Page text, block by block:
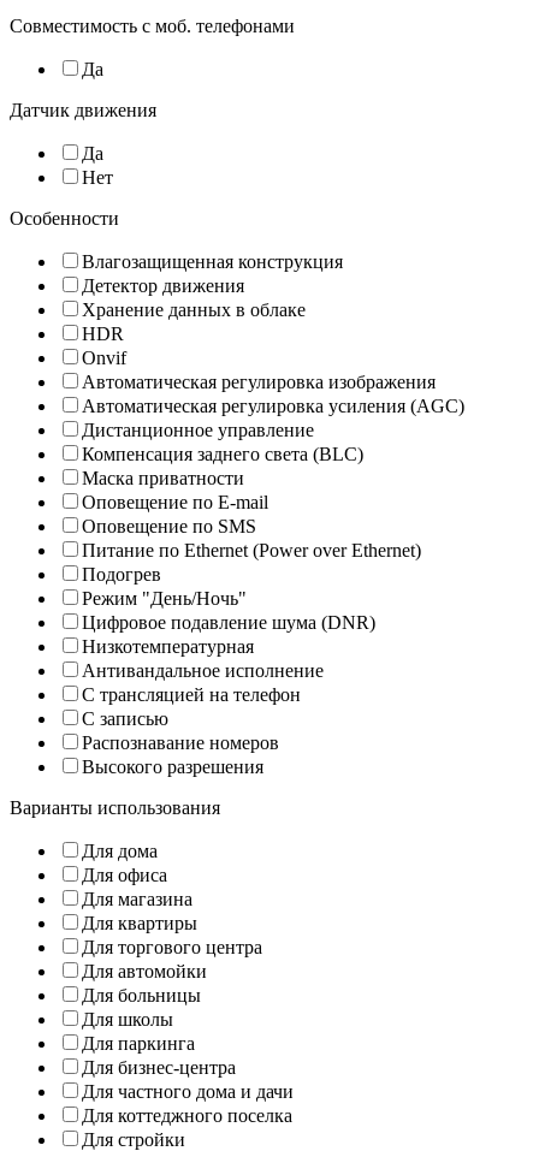
Совместимость с моб. телефонами
Да
Датчик движения
Да
Нет
Особенности
Влагозащищенная конструкция
Детектор движения
Хранение данных в облаке
HDR
Onvif
Автоматическая регулировка изображения
Автоматическая регулировка усиления (AGC)
Дистанционное управление
Компенсация заднего света (BLC)
Маска приватности
Оповещение по E-mail
Оповещение по SMS
Питание по Ethernet (Power over Ethernet)
Подогрев
Режим "День/Ночь"
Цифровое подавление шума (DNR)
Низкотемпературная
Антивандальное исполнение
С трансляцией на телефон
С записью
Распознавание номеров
Высокого разрешения
Варианты использования
Для дома
Для офиса
Для магазина
Для квартиры
Для торгового центра
Для автомойки
Для больницы
Для школы
Для паркинга
Для бизнес-центра
Для частного дома и дачи
Для коттеджного поселка
Для стройки